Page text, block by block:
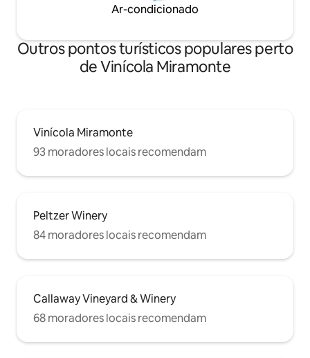
Ar-condicionado
Outros pontos turísticos populares perto
de Vinícola Miramonte
Vinícola Miramonte
93 moradores locais recomendam
Peltzer Winery
84 moradores locais recomendam
Callaway Vineyard & Winery
68 moradores locais recomendam